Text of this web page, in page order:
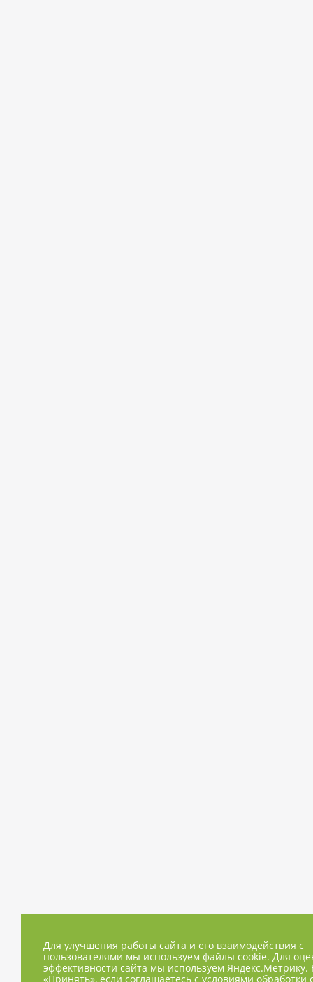
Для улучшения работы сайта и его взаимодействия с
пользователями мы используем файлы cookie. Для
эффективности сайта мы используем
«Принять», если соглашаетесь с условиями